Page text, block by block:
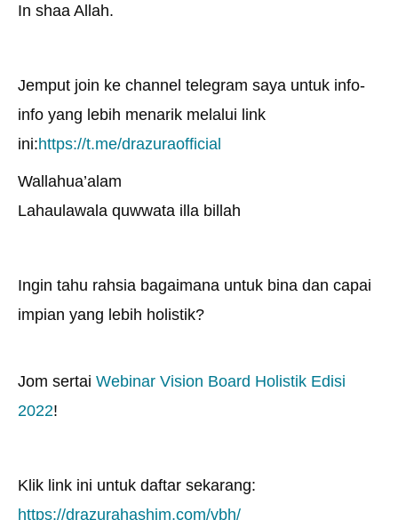
In shaa Allah.
Jemput join ke channel telegram saya untuk info-
info yang lebih menarik melalui link
ini:https://t.me/drazuraofficial
Wallahua’alam
Lahaulawala quwwata illa billah
Ingin tahu rahsia bagaimana untuk bina dan capai
impian yang lebih holistik?
Jom sertai Webinar Vision Board Holistik Edisi
2022!
Klik link ini untuk daftar sekarang:
https://drazurahashim.com/vbh/